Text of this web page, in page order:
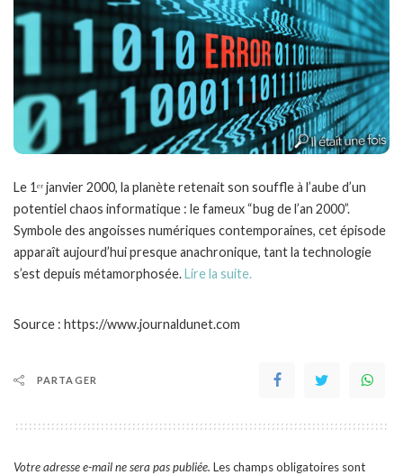
Le 1ᵉʳ janvier 2000, la planète retenait son souffle à l’aube d’un
potentiel chaos informatique : le fameux “bug de l’an 2000”.
Symbole des angoisses numériques contemporaines, cet épisode
apparaît aujourd’hui presque anachronique, tant la technologie
s’est depuis métamorphosée.Lire la suite.
Source : https://www.journaldunet.com
PARTAGER
Votre adresse e-mail ne sera pas publiée. Les champs obligatoires sont